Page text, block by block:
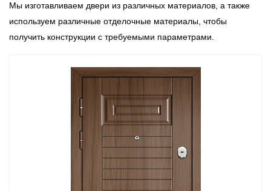
Мы изготавливаем двери из различных материалов, а также
используем различные отделочные материалы, чтобы
получить конструкции с требуемыми параметрами.